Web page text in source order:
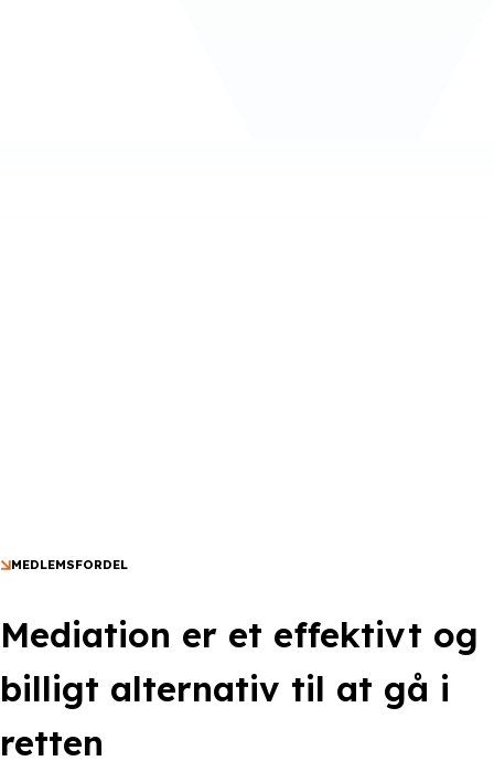
MEDLEMSFORDEL
Mediation er et effektivt og
billigt alternativ til at gå i
retten